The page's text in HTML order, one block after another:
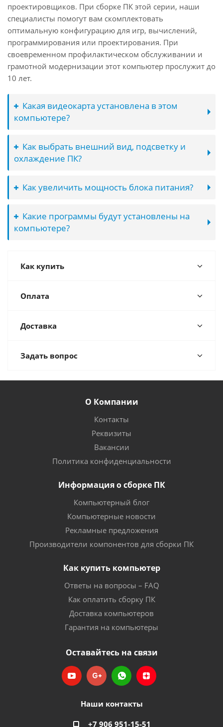
проектировщиков. При сборке ПК этой серии, наши
специалисты помогут вам скомплектовать
оптимальную конфигурацию для игр, вычислений,
программирования или проектирования. При
своевременном профилактическом обслуживании и
грамотной модернизации этот компьютер прослужит до
10 лет.
Какая видеокарта установлена в этом
компьютере?
Как выбрать внешний вид, подсветку и
охлаждение ПК?
Как увеличить мощность блока питания?
Какие программы будут установлены на
компьютере?
Как купить
Оплата
Доставка
Задать вопрос
О Компании
Контакты
Реквизиты
Вакансии
Политика конфиденциальности
Информация о сборке ПК
Компьютерный блог
Компьютерные новости
Рекламные предложения
Производители компонентов для сборки ПК
Как купить компьютер
Ответы на вопросы – FAQ
Как оплатить сборку ПК
Доставка компьютеров
Гарантия на компьютеры
Оставайтесь на связи
Наши контакты
+7 906 951-15-51